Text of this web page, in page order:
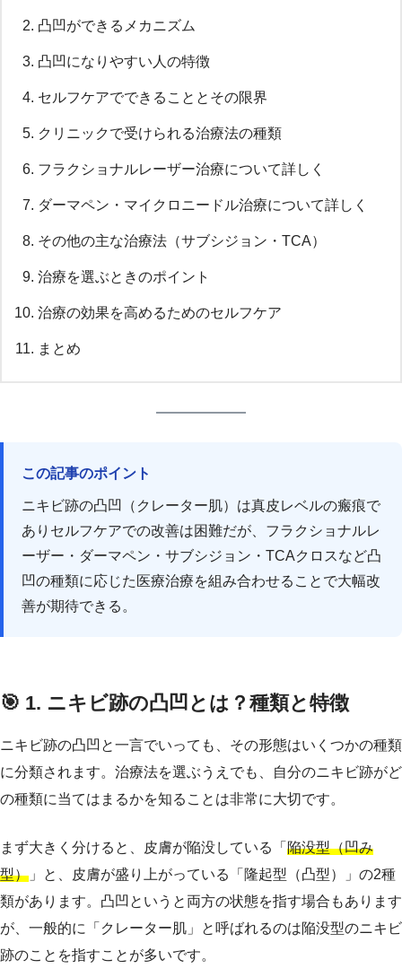
凸凹ができるメカニズム
凸凹になりやすい人の特徴
セルフケアでできることとその限界
クリニックで受けられる治療法の種類
フラクショナルレーザー治療について詳しく
ダーマペン・マイクロニードル治療について詳しく
その他の主な治療法（サブシジョン・TCA）
治療を選ぶときのポイント
治療の効果を高めるためのセルフケア
まとめ
この記事のポイント
ニキビ跡の凸凹（クレーター肌）は真皮レベルの瘢痕で
ありセルフケアでの改善は困難だが、フラクショナルレ
ーザー・ダーマペン・サブシジョン・TCAクロスなど凸
凹の種類に応じた医療治療を組み合わせることで大幅改
善が期待できる。
🎯 1. ニキビ跡の凸凹とは？種類と特徴
ニキビ跡の凸凹と一言でいっても、その形態はいくつかの種類
に分類されます。治療法を選ぶうえでも、自分のニキビ跡がど
の種類に当てはまるかを知ることは非常に大切です。
まず大きく分けると、皮膚が陥没している「 陥没型（凹み
型） 」と、皮膚が盛り上がっている「隆起型（凸型）」の2種
類があります。凸凹というと両方の状態を指す場合もあります
が、一般的に「クレーター肌」と呼ばれるのは陥没型のニキビ
跡のことを指すことが多いです。